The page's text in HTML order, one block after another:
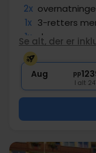
2x
1x 3-retters
1x dag
1x
∞ Gratis
Se alt, der er
Aug pp
I alt